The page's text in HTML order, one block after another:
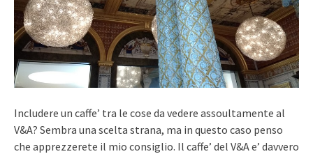
Includere un caffe’ tra le cose da vedere assoultamente al
V&A? Sembra una scelta strana, ma in questo caso penso
che apprezzerete il mio consiglio. Il caffe’ del V&A e’ davvero